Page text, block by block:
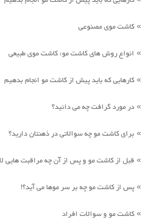
» کاشت موی مصنوعی
» انواع روش های کاشت مو: کاشت موی طبیعی
» کارهایی که باید پیش از کاشت مو انجام بدهیم
» در مورد گرافت چه می دانید؟
» برای کاشت مو چه سوالاتی در ذهنتان دارید؟
» قبل از کاشت مو و پس از آن چه مراقبت هایی
» پس از کاشت مو چه بر سر موها می آید؟!
» کاشت مو و سوالات افراد